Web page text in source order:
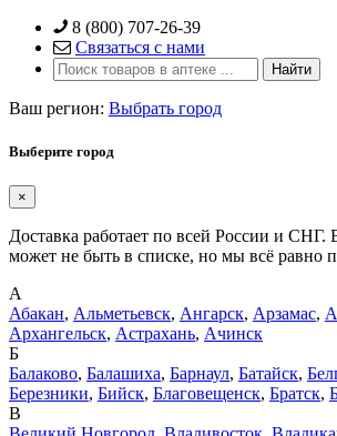
Skip
content
8 (800) 707-26-39
Связаться с нами
Ваш регион: Выбрать город
Выберите город
×
Доставка работает по всей России и СНГ.
может не быть в списке, но мы всё равно
А
Абакан, Альметьевск, Ангарск, Арзамас,
Архангельск, Астрахань, Ачинск
Б
Балаково, Балашиха, Барнаул, Батайск,
Березники, Бийск, Благовещенск, Братск,
В